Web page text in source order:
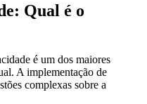
Qual é o
é um dos maiores
A implementação de
complexas sobre a